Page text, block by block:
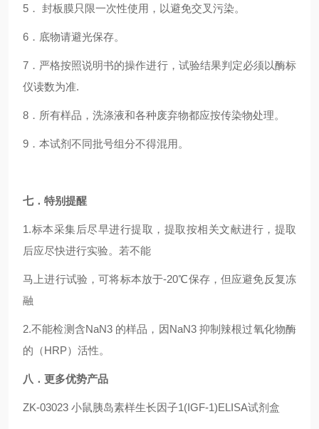
5． 封板膜只限一次性使用，以避免交叉污染。
6．底物请避光保存。
7．严格按照说明书的操作进行，试验结果判定必须以酶标
仪读数为准.
8．所有样品，洗涤液和各种废弃物都应按传染物处理。
9．本试剂不同批号组分不得混用。
七．特别提醒
1.标本采集后尽早进行提取，提取按相关文献进行，提取
后应尽快进行实验。若不能
马上进行试验，可将标本放于-20℃保存，但应避免反复冻
融
2.不能检测含NaN3 的样品，因NaN3 抑制辣根过氧化物酶
的（HRP）活性。
八．更多优势产品
ZK-03023 小鼠胰岛素样生长因子1(IGF-1)ELISA试剂盒